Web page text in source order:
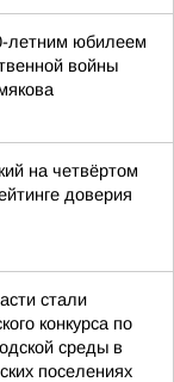
летним юбилеем
войны
на четвёртом
доверия
стали
конкурса по
среды в
поселениях